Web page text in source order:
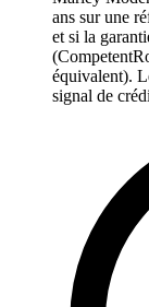
ans sur une
et si la
équivalent).
signal de